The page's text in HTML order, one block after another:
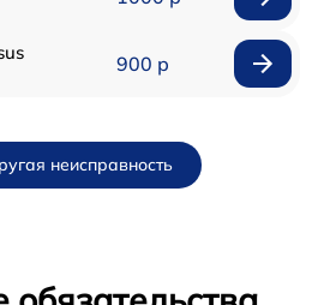
900 р
неисправность